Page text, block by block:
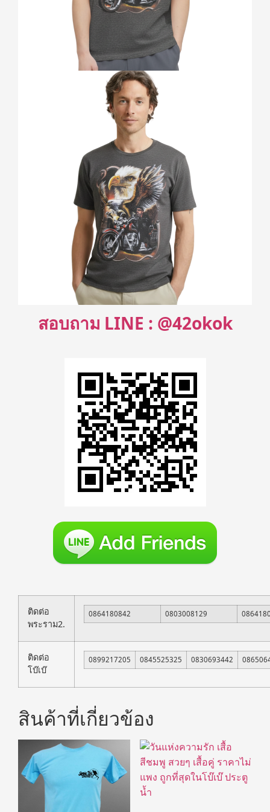
สอบถาม LINE : @42okok
ติดต่อ
พระราม2.
0864180842 0803008129
ติดต่อ
โบ๊เบ๊
0899217205 0845525325 0830693442
สินค้าที่เกี่ยวข้อง